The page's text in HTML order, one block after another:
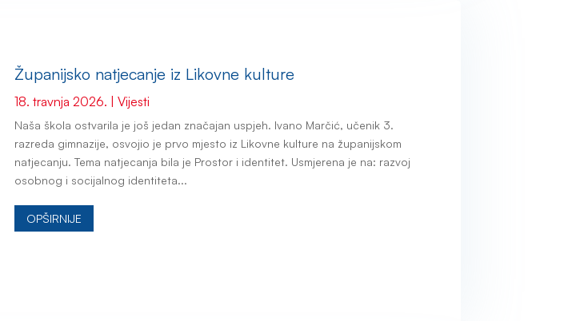
Županijsko natjecanje iz Likovne kulture
18. travnja 2026. |Vijesti
Naša škola ostvarila je još jedan značajan uspjeh. Ivano Marčić, učenik 3.
razreda gimnazije, osvojio je prvo mjesto iz Likovne kulture na županijskom
natjecanju. Tema natjecanja bila je Prostor i identitet. Usmjerena je na: razvoj
osobnog i socijalnog identiteta...
OPŠIRNIJE